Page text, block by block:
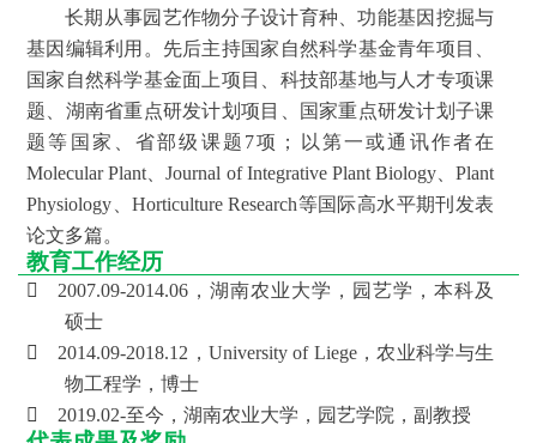
长期从事园艺作物分子设计育种、功能基因挖掘与
基因编辑利用。先后主持国家自然科学基金青年项目、
国家自然科学基金面上项目、科技部基地与人才专项课
题、湖南省重点研发计划项目、国家重点研发计划子课
题等国家、省部级课题7项；以第一或通讯作者在
Molecular Plant、Journal of Integrative Plant Biology、Plant
Physiology、Horticulture Research等国际高水平期刊发表
论文多篇。
教育工作经历

2007.09-2014.06，湖南农业大学，园艺学，本科及
硕士

2014.09-2018.12，University of Liege，农业科学与生
物工程学，博士

2019.02-至今，湖南农业大学，园艺学院，副教授